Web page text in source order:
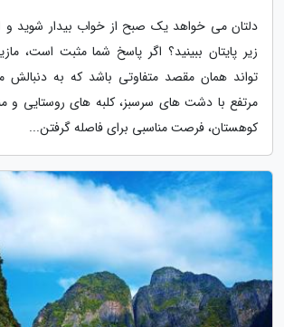
دلتان می خواهد یک صبح از خواب بیدار شوید و
زیر پایتان ببینید؟ اگر پاسخ شما مثبت است،
تواند همان مقصد متفاوتی باشد که به
مرتفع با دشت های سرسبز، کلبه های روستایی و
کوهستان، فرصت مناسبی برای فاصله گرفتن...